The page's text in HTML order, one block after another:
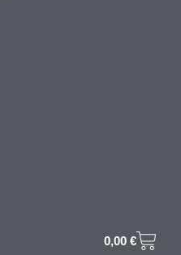
0,00 €